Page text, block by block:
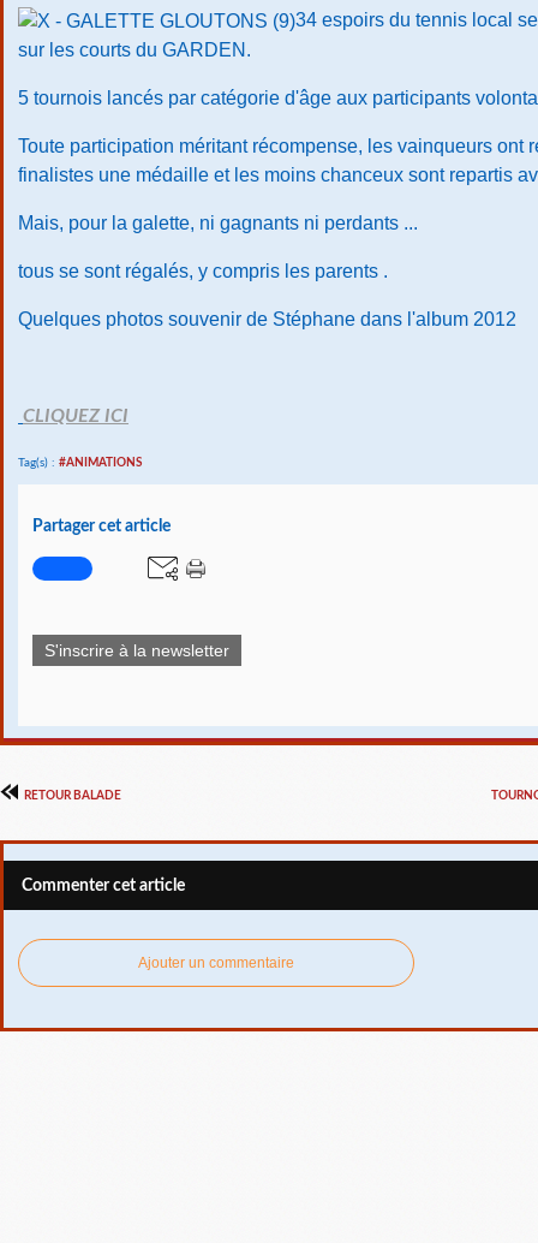
34 espoirs du tennis local
sur les courts du GARDEN.
5 tournois lancés par catégorie d'âge aux participants
Toute participation méritant récompense, les vainqueurs ont
finalistes une médaille et les moins chanceux sont repartis
Mais, pour la galette, ni gagnants ni perdants ...
tous se sont régalés, y compris les parents .
Quelques photos souvenir de Stéphane dans l'album 2012
CLIQUEZ ICI
Tag(s) : #ANIMATIONS
Partager cet article
S'inscrire à la newsletter
RETOUR BALADE
Commenter cet article
Ajouter un commentaire